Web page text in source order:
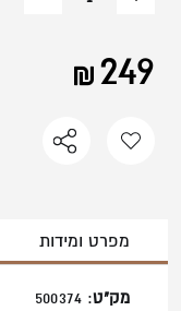
249
מפרט ומידות
מק"ט: 500374